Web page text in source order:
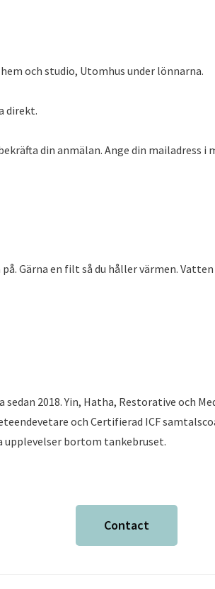
och studio, Utomhus under lönnarna.
direkt.
din anmälan. Ange din mailadress
Gärna en filt så du håller värmen.
2018. Yin, Hatha, Restorative och
och Certifierad ICF
upplevelser bortom tankebruset.
Contact